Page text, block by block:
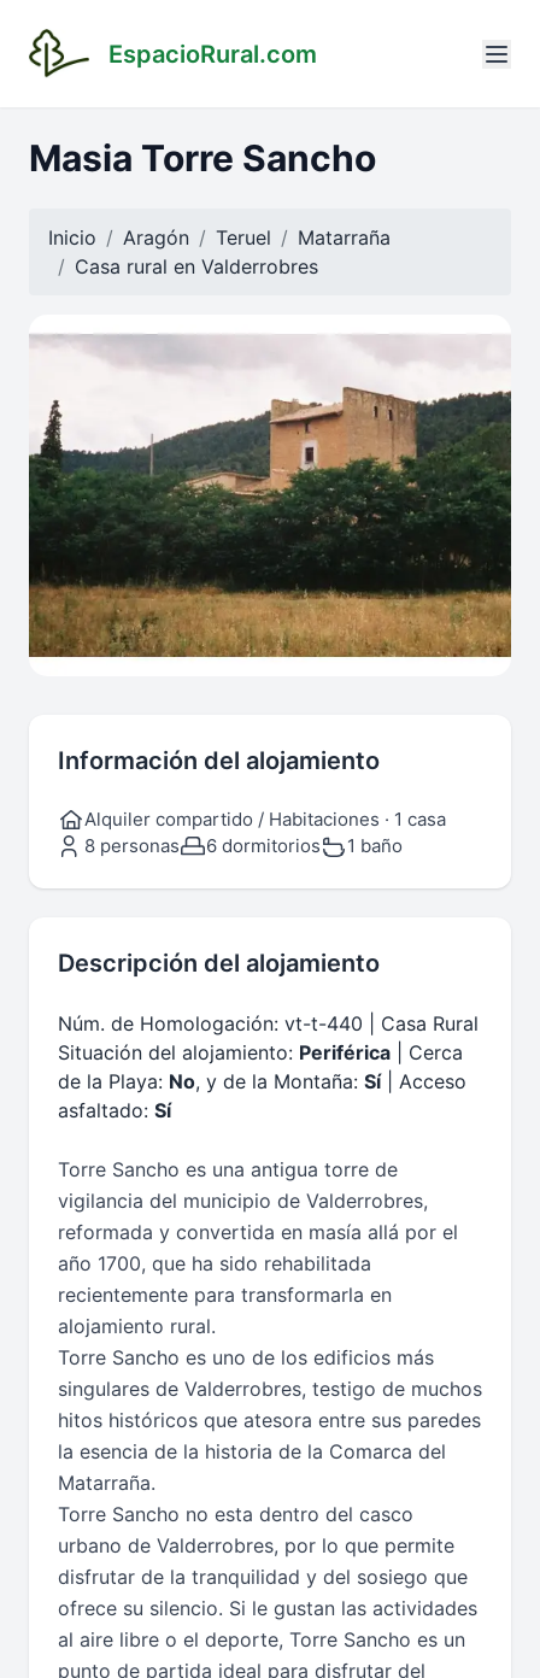
EspacioRural.com
Masia Torre Sancho
Inicio Aragón Teruel
Matarraña
Casa rural en Valderrobres
Información del alojamiento
Alquiler compartido / Habitaciones · 1 casa
8 personas
6 dormitorios 1 baño
Descripción del alojamiento
Núm. de Homologación: vt-t-440 | Casa Rural
Situación del alojamiento: Periférica | Cerca
de la Playa: No, y de la Montaña: Sí| Acceso
asfaltado: Sí
Torre Sancho es una antigua torre de
vigilancia del municipio de Valderrobres,
reformada y convertida en masía allá por el
año 1700, que ha sido rehabilitada
recientemente para transformarla en
alojamiento rural.
Torre Sancho es uno de los edificios más
singulares de Valderrobres, testigo de muchos
hitos históricos que atesora entre sus paredes
la esencia de la historia de la Comarca del
Matarraña.
Torre Sancho no esta dentro del casco
urbano de Valderrobres, por lo que permite
disfrutar de la tranquilidad y del sosiego que
ofrece su silencio. Si le gustan las actividades
al aire libre o el deporte, Torre Sancho es un
punto de partida ideal para disfrutar del